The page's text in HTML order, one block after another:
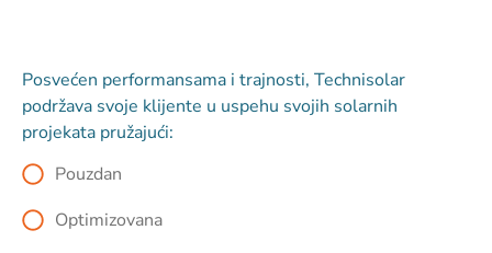
Posvećen performansama i trajnosti, Technisolar
podržava svoje klijente u uspehu svojih solarnih
projekata pružajući:
Pouzdan
Optimizovana